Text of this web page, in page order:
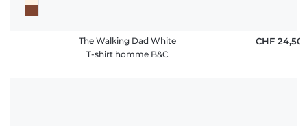
The Walking Dad White
T-shirt homme B&C
CHF 24,50